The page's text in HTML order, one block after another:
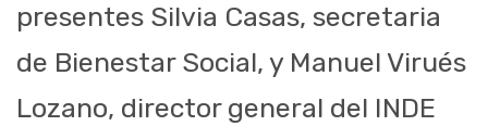
presentes Silvia Casas, secretaria
de Bienestar Social, y Manuel Virués
Lozano, director general del INDE